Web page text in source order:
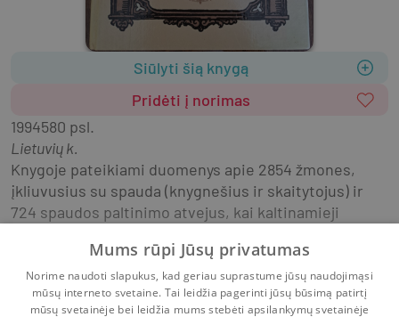
Siūlyti šią knygą
Pridėti į norimas
1994580 psl.
Lietuvių k.
Knygoje pateikiami duomenys apie 2854 žmones,
įkliuvusius su spauda (knygnešius ir skaitytojus) ir
724 spaudos paltinimo atvejus, kai kaltinamieji
nurodoma bibliografija ir archyviniai šaltiniai apie
šiuos žmones ir spaudos sulaikymus.
Rodyti daugiau
Mums rūpi Jūsų privatumas
Norime naudoti slapukus, kad geriau suprastume jūsų naudojimąsi
mūsų interneto svetaine. Tai leidžia pagerinti jūsų būsimą patirtį
mūsų svetainėje bei leidžia mums stebėti apsilankymų svetainėje